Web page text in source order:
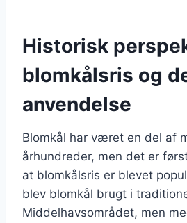
Historisk
blomkålsris og
anvendelse
Blomkål har været en del af
århundreder, men det er
at blomkålsris er blevet
blev blomkål brugt i
Middelhavsområdet, men